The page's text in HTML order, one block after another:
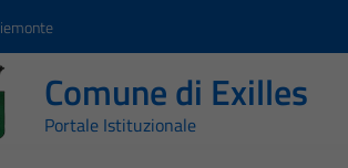
Comune di Exilles
Portale Istituzionale